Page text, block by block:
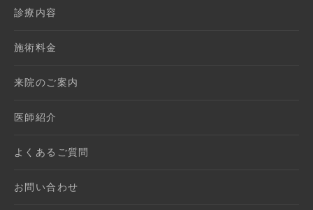
診療内容
施術料金
来院のご案内
医師紹介
よくあるご質問
お問い合わせ